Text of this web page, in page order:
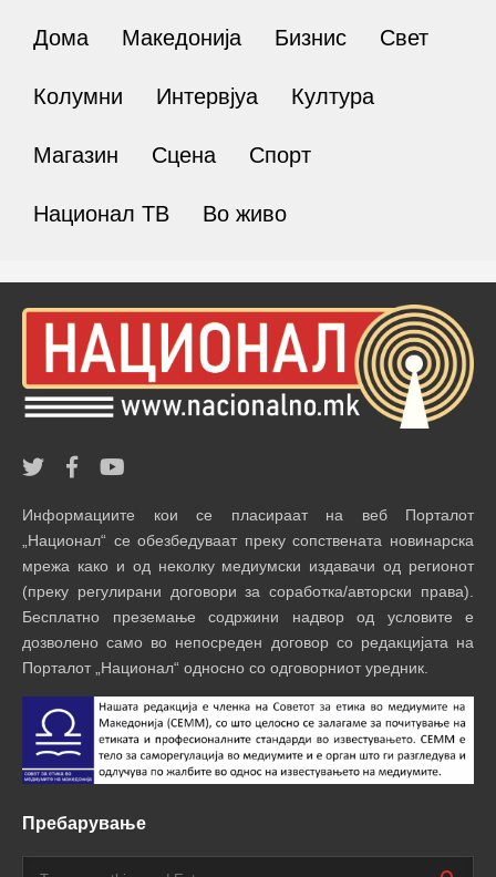
Дома Македонија Бизнис Свет
Колумни Интервјуа Култура
Магазин Сцена Спорт
Национал ТВ Во живо
Информациите кои се пласираат на веб Порталот
„Национал“ се обезбедуваат преку сопствената новинарска
мрежа како и од неколку медиумски издавачи од регионот
(преку регулирани договори за соработка/авторски права).
Бесплатно преземање содржини надвор од условите е
дозволено само во непосреден договор со редакцијата на
Порталот „Национал“ односно со одговорниот уредник.
Пребарување